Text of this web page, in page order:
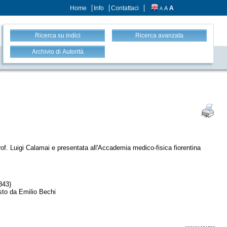
Home Info Contattaci A A A
Ricerca su indici Ricerca avanzata
Archivio di Autorità